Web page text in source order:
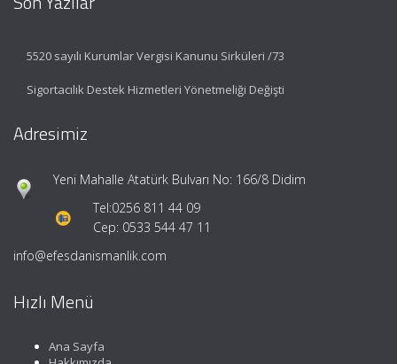
5520 sayılı Kurumlar Vergisi Kanunu Sirküleri /73
Sigortacılık Destek Hizmetleri Yönetmeliği Değişti
Adresimiz
Yeni Mahalle Atatürk Bulvarı No: 166/8 Didim
Tel:0256 811 44 09
Cep: 0533 544 47 11
info@efesdanismanlik.com
Hızlı Menü
Ana Sayfa